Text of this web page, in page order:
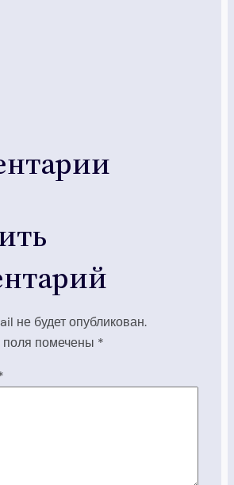
не будет опубликован.
помечены *